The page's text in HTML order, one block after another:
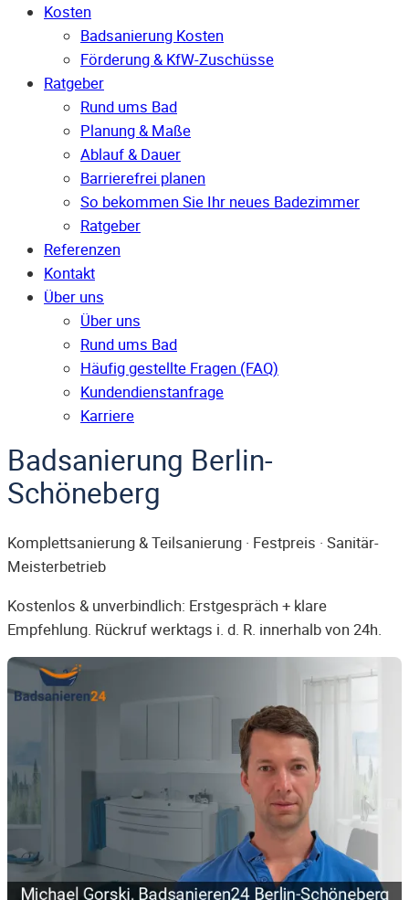
Kosten
Badsanierung Kosten
Förderung & KfW-Zuschüsse
Ratgeber
Rund ums Bad
Planung & Maße
Ablauf & Dauer
Barrierefrei planen
So bekommen Sie Ihr neues Badezimmer
Ratgeber
Referenzen
Kontakt
Über uns
Über uns
Rund ums Bad
Häufig gestellte Fragen (FAQ)
Kunden­dienst­anfrage
Karriere
Badsanierung Berlin-
Schöneberg
Komplettsanierung & Teilsanierung · Festpreis · Sanitär-
Meisterbetrieb
Kostenlos & unverbindlich: Erstgespräch + klare
Empfehlung. Rückruf werktags i. d. R. innerhalb von 24h.